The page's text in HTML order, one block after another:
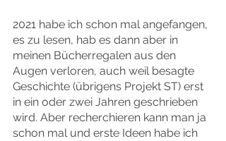
2021 habe ich schon mal angefangen,
es zu lesen, hab es dann aber in
meinen Bücherregalen aus den
Augen verloren, auch weil besagte
Geschichte (übrigens Projekt ST) erst
in ein oder zwei Jahren geschrieben
wird. Aber recherchieren kann man ja
schon mal und erste Ideen habe ich